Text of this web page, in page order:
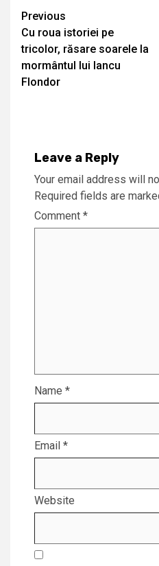
Continue
Reading
Previous
Cu roua istoriei pe
tricolor, răsare soarele la
mormântul lui Iancu
Flondor
Leave a Reply
Your email address will
Required fields are
Comment *
Name *
Email *
Website